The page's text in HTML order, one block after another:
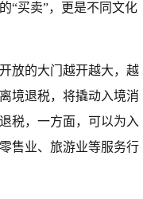
“买卖”，更是不同文化
放的大门越开越大，越
境退税，将撬动入境消
税，一方面，可以为入
售业、旅游业等服务行